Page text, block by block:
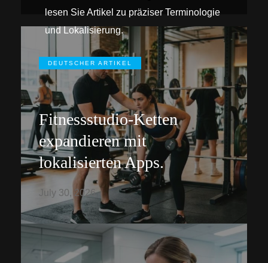
lesen Sie Artikel zu präziser Terminologie
und Lokalisierung.
DEUTSCHER ARTIKEL
Fitnessstudio-Ketten
expandieren mit
lokalisierten Apps.
July 30, 2026